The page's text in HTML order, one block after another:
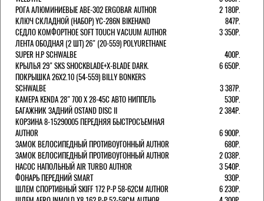
РОГА АЛЮМИНИЕВЫЕ ABE-302 ERGOBAR AUTHOR
2 180Р.
КЛЮЧ СКЛАДНОЙ (НАБОР) YC-286N BIKEHAND
847Р.
СЕДЛО КОМФОРТНОЕ SOFT TOUCH VACUUM AUTHOR
3 350Р.
ЛЕНТА ОБОДНАЯ (2 ШТ) 26" (20-559) POLYURETHANE
SUPER H.P SCHWALBE
400Р.
КРЫЛЬЯ 29" SKS SHOCKBLADE+X-BLADE DARK.
6 650Р.
ПОКРЫШКА 26X2.10 (54-559) BILLY BONKERS
SCHWALBE
3 387Р.
КАМЕРА KENDA 28" 700 Х 28-45С АВТО НИППЕЛЬ
530Р.
БАГАЖНИК ЗАДНИЙ OSTAND DISC II
2 384Р.
КОРЗИНА 8-15290005 ПЕРЕДНЯЯ БЫСТРОСЪЕМНАЯ
AUTHOR
6 900Р.
ЗАМОК ВЕЛОСИПЕДНЫЙ ПРОТИВОУГОННЫЙ AUTHOR
680Р.
ЗАМОК ВЕЛОСИПЕДНЫЙ ПРОТИВОУГОННЫЙ AUTHOR
2 038Р.
НАСОС НАПОЛЬНЫЙ AIR TURBO AUTHOR
3 540Р.
ФОНАРЬ ПЕРЕДНИЙ SMART
930Р.
ШЛЕМ СПОРТИВНЫЙ SKIFF 172 Р-Р 58-62СМ AUTHOR
6 230Р.